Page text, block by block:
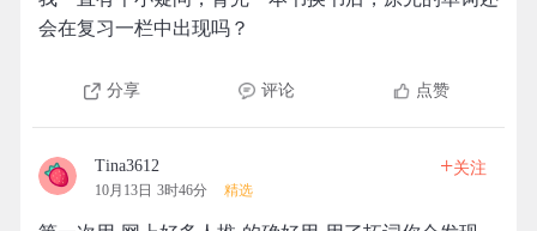
会在复习一栏中出现吗？
分享 评论 点赞
Tina3612
10月13日 3时46分 精选
+关注